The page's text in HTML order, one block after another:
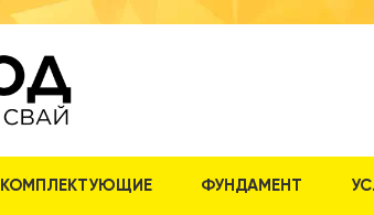
КОМПЛЕКТУЮЩИЕ ФУНДАМЕНТ